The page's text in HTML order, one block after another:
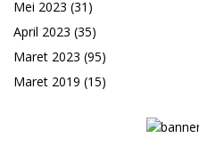
Mei 2023 (31)
April 2023 (35)
Maret 2023 (95)
Maret 2019 (15)